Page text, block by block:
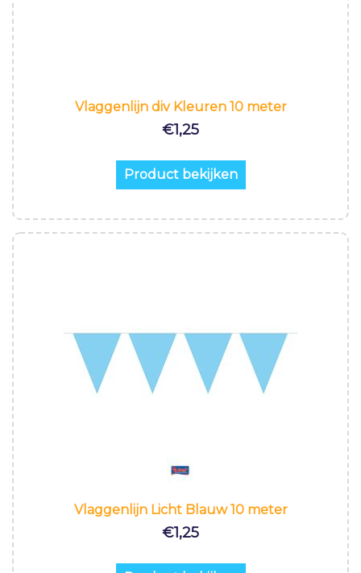
Vlaggenlijn div Kleuren 10 meter
€1,25
Product bekijken
Vlaggenlijn Licht Blauw 10 meter
€1,25